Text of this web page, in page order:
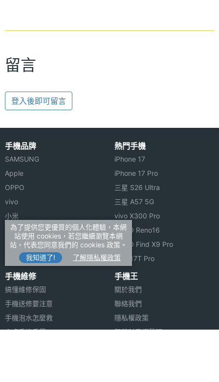
留言
登入後即可留言
手機品牌
SAMSUNG
Apple
OPPO
vivo
小米
ASUS
Sony
realme
熱門手機
iPhone 17
iPhone 17 Pro
三星 S26 Ultra
三星 A57 5G
vivo X300 Pro
OPPO Reno16
OPPO Find X9 Pro
小米 17T Pro
手機維修
搞懂維修保固
手機送修要注意
手機泡水怎麼救
安卓手機重置
手機王
關於我們
聯絡我們
隱私權政策
智慧財產權聲明
為了提供您更優質的個人化體驗，本網
站使用 cookies，若您繼續瀏覽本網
站，代表您同意我們的 cookies 政策。
我知道了!
了解隱私權政策